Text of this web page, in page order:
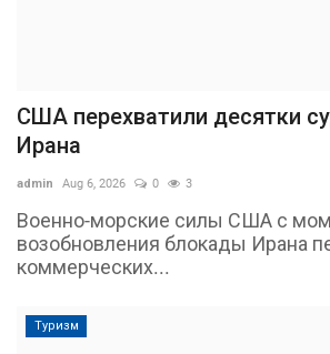
США перехватили десятки
Ирана
admin Aug 6, 2026 0 3
Военно-морские силы США с
возобновления блокады Ирана
коммерческих...
Туризм